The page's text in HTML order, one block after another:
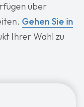
über
Gehen Sie in
Ihrer Wahl zu